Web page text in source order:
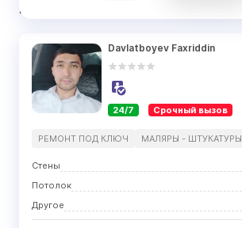
РЕЗУЛЬТАТ
Davlatboyev Faxriddin
24/7 Срочный вызов
РЕМОНТ ПОД КЛЮЧ МАЛЯРЫ - ШТУКАТУРЫ
Стены
Потолок
Другое